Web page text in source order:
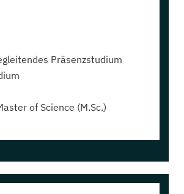
Präsenzstudium
of Science (M.Sc.)